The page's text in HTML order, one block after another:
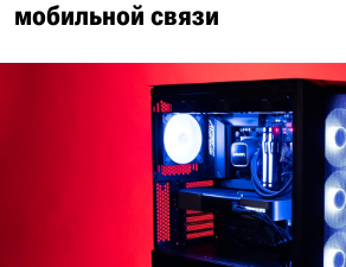
мобильной связи